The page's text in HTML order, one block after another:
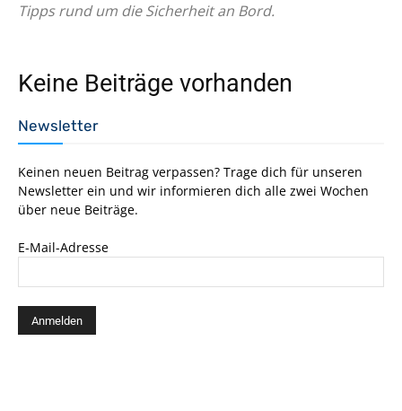
Tipps rund um die Sicherheit an Bord.
Keine Beiträge vorhanden
Newsletter
Keinen neuen Beitrag verpassen? Trage dich für unseren
Newsletter ein und wir informieren dich alle zwei Wochen
über neue Beiträge.
E-Mail-Adresse